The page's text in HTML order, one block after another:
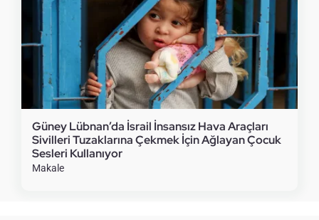
Güney Lübnan’da İsrail İnsansız Hava Araçları
Sivilleri Tuzaklarına Çekmek İçin Ağlayan Çocuk
Sesleri Kullanıyor
Makale